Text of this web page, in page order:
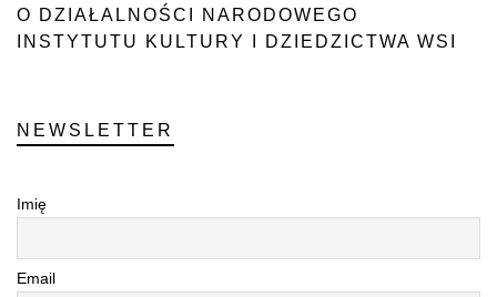
O DZIAŁALNOŚCI NARODOWEGO
INSTYTUTU KULTURY I DZIEDZICTWA WSI
NEWSLETTER
Imię
Email